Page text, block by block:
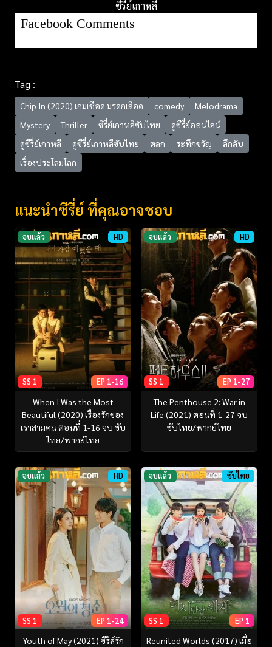
ซีรี่ย์เกาหลี
Facebook Comments
Tag :
Chip In (2020) เกมเชือด มรดกเลือด comedy
Melodrama
Mystery
Thriller ซีรี่ย์เกาหลีซับไทย
ดูซีรี่ย์ออนไลน์
ดูซีรี่ย์เกาหลี
ดูซีรี่ย์เกาหลีซับไทย ตลก ระทึกขวัญ
ลึกลับ
เรื่องประโลมโลก
แนะนำซีรี่ย์ ที่คุณอาจชอบ
จบแล้ว HD
SS 1 EP 1-16
When I Was the Most
Beautiful (2020) เรื่องรักของ
เราสามคน ตอนที่ 1-16 จบ ซับ
ไทย/พากย์ไทย
จบแล้ว HD
SS 1 EP 1-27
The Penthouse 2: War in
Life (2021) ตอนที่ 1-27 จบ
ซับไทย/พากย์ไทย
จบแล้ว HD
SS 1 EP 1-24
Youth of May (2021) ซีรีส์รัก
จบแล้ว ซับไทย
SS 1 EP 1
Reunited Worlds (2017) เมื่อ